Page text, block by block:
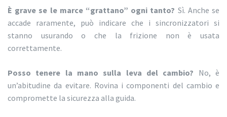
È grave se le marce “grattano” ogni tanto? Sì. Anche se
accade raramente, può indicare che i sincronizzatori si
stanno usurando o che la frizione non è usata
correttamente.
Posso tenere la mano sulla leva del cambio? No, è
un’abitudine da evitare. Rovina i componenti del cambio e
compromette la sicurezza alla guida.